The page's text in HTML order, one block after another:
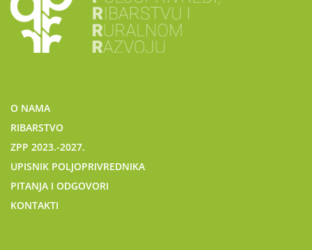
O NAMA
RIBARSTVO
ZPP 2023.-2027.
UPISNIK POLJOPRIVREDNIKA
PITANJA I ODGOVORI
KONTAKTI